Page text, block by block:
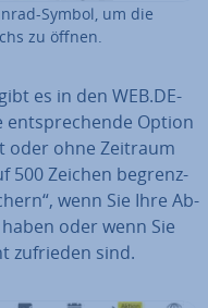
Symbol, um die
zu öffnen.
es in den WEB.DE-
ent­spre­chen­de Option
oder ohne Zeitraum
500 Zeichen be­grenz­
wenn Sie Ihre Ab­
oder wenn Sie
zufrieden sind.